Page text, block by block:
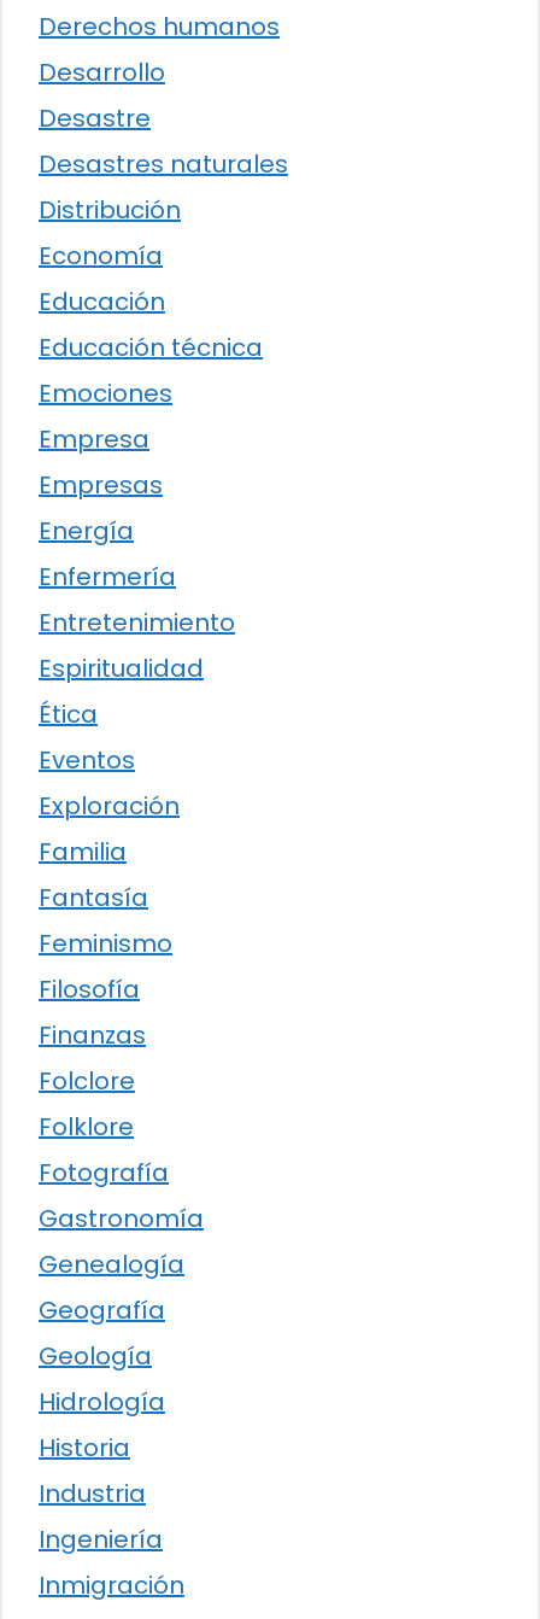
Derechos humanos
Desarrollo
Desastre
Desastres naturales
Distribución
Economía
Educación
Educación técnica
Emociones
Empresa
Empresas
Energía
Enfermería
Entretenimiento
Espiritualidad
Ética
Eventos
Exploración
Familia
Fantasía
Feminismo
Filosofía
Finanzas
Folclore
Folklore
Fotografía
Gastronomía
Genealogía
Geografía
Geología
Hidrología
Historia
Industria
Ingeniería
Inmigración